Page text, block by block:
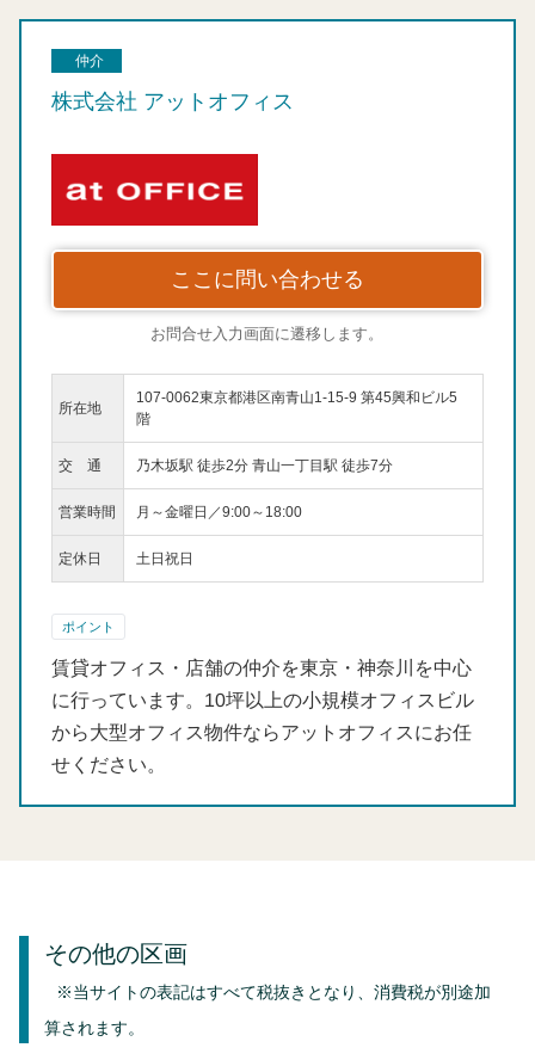
仲介
株式会社 アットオフィス
ここに問い合わせる
お問合せ入力画面に遷移します。
所在地
107-0062東京都港区南青山1-15-9 第45興和ビル5
階
交 通 乃木坂駅 徒歩2分 青山一丁目駅 徒歩7分
営業時間 月～金曜日／9:00～18:00
定休日 土日祝日
ポイント
賃貸オフィス・店舗の仲介を東京・神奈川を中心
に行っています。10坪以上の小規模オフィスビル
から大型オフィス物件ならアットオフィスにお任
せください。
その他の区画
※当サイトの表記はすべて税抜きとなり、消費税が別途加
算されます。